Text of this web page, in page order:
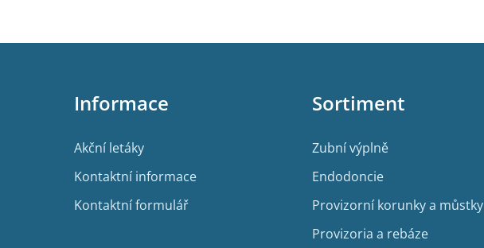
Informace
Akční letáky
Kontaktní informace
Kontaktní formulář
Sortiment
Zubní výplně
Endodoncie
Provizorní korunky a můstky
Provizoria a rebáze